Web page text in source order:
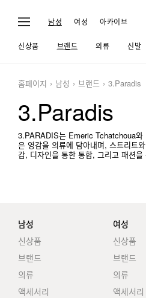
남성 여성 아카이브
신상품 브랜드 의류 신발
홈페이지 남성 브랜드 3.Paradis
3.Paradis
3.PARADIS는 Emeric Tchatchoua와
은 영감을 의류에 담아내며, 스트리트
감, 디자인을 통한 통합, 그리고 패션
남성
신상품
브랜드
의류
액세서리
여성
신상품
브랜드
의류
액세서리